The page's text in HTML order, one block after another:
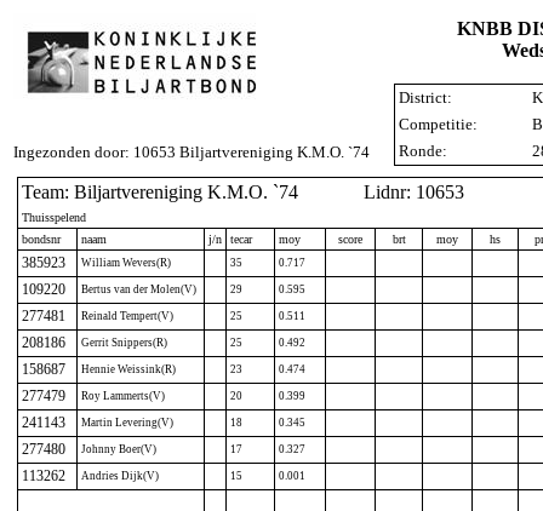
Ingezonden door: 10653 Biljartvereniging K.M.O. `74
KNBB
District:
Competitie:
Ronde:
Team: Biljartvereniging K.M.O. `74 Lidnr: 10653
Thuisspelend
bondsnr
naam j/n tecar moy score brt moy hs
385923 William Wevers(R) 35 0.717
109220 Bertus van der Molen(V) 29 0.595
277481 Reinald Tempert(V) 25 0.511
208186 Gerrit Snippers(R) 25 0.492
158687 Hennie Weissink(R) 23 0.474
277479 Roy Lammerts(V) 20 0.399
241143 Martin Levering(V) 18 0.345
277480 Johnny Boer(V) 17 0.327
113262 Andries Dijk(V) 15 0.001